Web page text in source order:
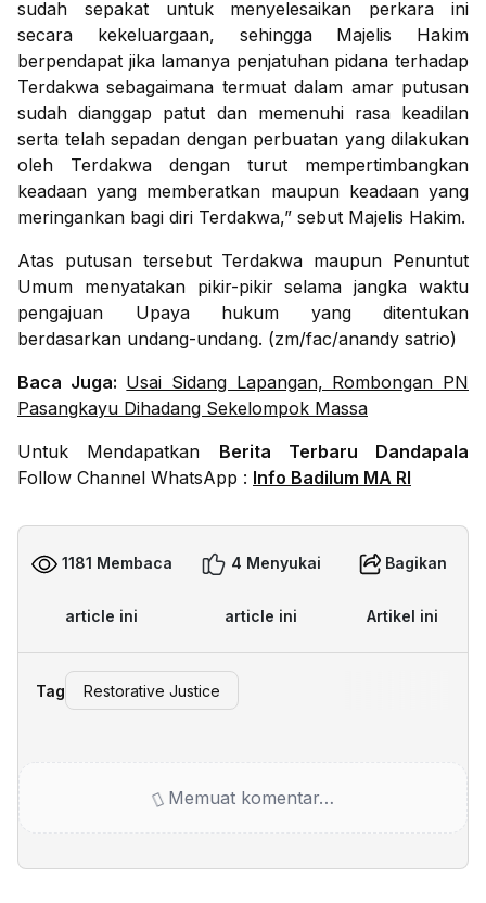
sudah sepakat untuk menyelesaikan perkara ini
secara kekeluargaan, sehingga Majelis Hakim
berpendapat jika lamanya penjatuhan pidana terhadap
Terdakwa sebagaimana termuat dalam amar putusan
sudah dianggap patut dan memenuhi rasa keadilan
serta telah sepadan dengan perbuatan yang dilakukan
oleh Terdakwa dengan turut mempertimbangkan
keadaan yang memberatkan maupun keadaan yang
meringankan bagi diri Terdakwa,” sebut Majelis Hakim.
Atas putusan tersebut Terdakwa maupun Penuntut
Umum menyatakan pikir-pikir selama jangka waktu
pengajuan Upaya hukum yang ditentukan
berdasarkan undang-undang. (zm/fac/anandy satrio)
Baca Juga: Usai Sidang Lapangan, Rombongan PN
Pasangkayu Dihadang Sekelompok Massa
Untuk Mendapatkan Berita Terbaru Dandapala
Follow Channel WhatsApp : Info Badilum MA RI
1181 Membaca
article ini
4 Menyukai
article ini
Bagikan
Artikel ini
Tag Restorative Justice
Memuat komentar…